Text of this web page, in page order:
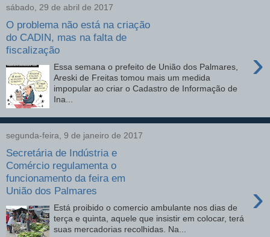
sábado, 29 de abril de 2017
O problema não está na criação
do CADIN, mas na falta de
fiscalização
›
Essa semana o prefeito de União dos Palmares,
Areski de Freitas tomou mais um medida
impopular ao criar o Cadastro de Informação de
Ina...
segunda-feira, 9 de janeiro de 2017
Secretária de Indústria e
Comércio regulamenta o
funcionamento da feira em
União dos Palmares
›
Está proibido o comercio ambulante nos dias de
terça e quinta, aquele que insistir em colocar, terá
suas mercadorias recolhidas. Na...